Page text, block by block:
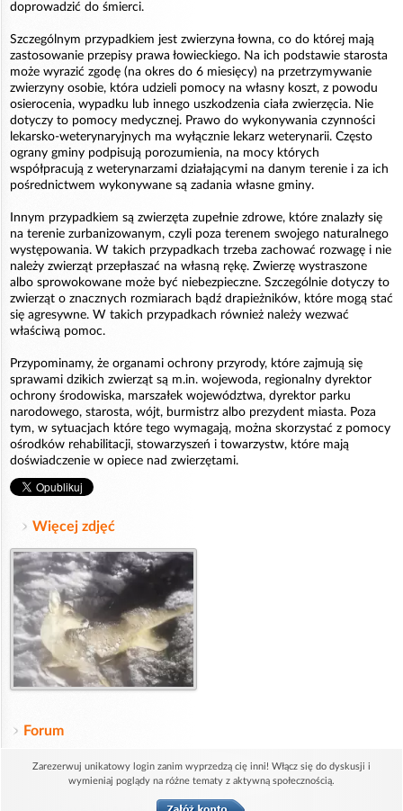
doprowadzić do śmierci.
Szczególnym przypadkiem jest zwierzyna łowna, co do której mają
zastosowanie przepisy prawa łowieckiego. Na ich podstawie starosta
może wyrazić zgodę (na okres do 6 miesięcy) na przetrzymywanie
zwierzyny osobie, która udzieli pomocy na własny koszt, z powodu
osierocenia, wypadku lub innego uszkodzenia ciała zwierzęcia. Nie
dotyczy to pomocy medycznej. Prawo do wykonywania czynności
lekarsko-weterynaryjnych ma wyłącznie lekarz weterynarii. Często
ograny gminy podpisują porozumienia, na mocy których
współpracują z weterynarzami działającymi na danym terenie i za ich
pośrednictwem wykonywane są zadania własne gminy.
Innym przypadkiem są zwierzęta zupełnie zdrowe, które znalazły się
na terenie zurbanizowanym, czyli poza terenem swojego naturalnego
występowania. W takich przypadkach trzeba zachować rozwagę i nie
należy zwierząt przepłaszać na własną rękę. Zwierzę wystraszone
albo sprowokowane może być niebezpieczne. Szczególnie dotyczy to
zwierząt o znacznych rozmiarach bądź drapieżników, które mogą stać
się agresywne. W takich przypadkach również należy wezwać
właściwą pomoc.
Przypominamy, że organami ochrony przyrody, które zajmują się
sprawami dzikich zwierząt są m.in. wojewoda, regionalny dyrektor
ochrony środowiska, marszałek województwa, dyrektor parku
narodowego, starosta, wójt, burmistrz albo prezydent miasta. Poza
tym, w sytuacjach które tego wymagają, można skorzystać z pomocy
ośrodków rehabilitacji, stowarzyszeń i towarzystw, które mają
doświadczenie w opiece nad zwierzętami.
Więcej zdjęć
Forum
Zarezerwuj unikatowy login zanim wyprzedzą cię inni! Włącz się do dyskusji i
wymieniaj poglądy na różne tematy z aktywną społecznością.